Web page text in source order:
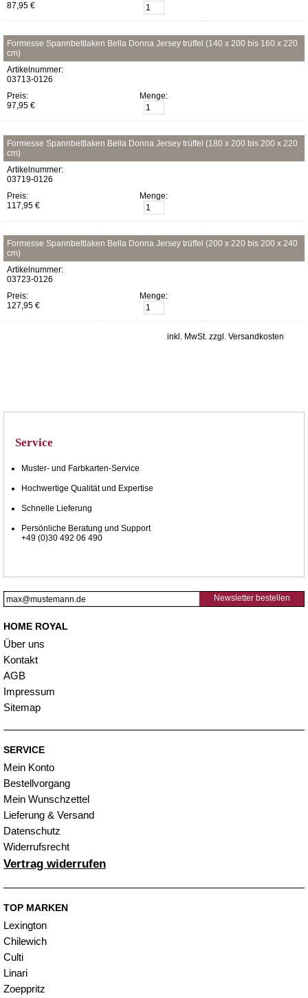
87,95 €
Formesse Spannbettlaken Bella Donna Jersey trüffel (140 x 200 bis 160 x 220
cm)
Artikelnummer:
03713-0126
Preis:
97,95 €
Menge:
Formesse Spannbettlaken Bella Donna Jersey trüffel (180 x 200 bis 200 x 220
cm)
Artikelnummer:
03719-0126
Preis:
117,95 €
Menge:
Formesse Spannbettlaken Bella Donna Jersey trüffel (200 x 220 bis 200 x 240
cm)
Artikelnummer:
03723-0126
Preis:
127,95 €
Menge:
inkl. MwSt. zzgl. Versandkosten
Service
Muster- und Farbkarten-Service
Hochwertige Qualität und Expertise
Schnelle Lieferung
Persönliche Beratung und Support
+49 (0)30 492 06 490
Newsletter bestellen
HOME ROYAL
Über uns
Kontakt
AGB
Impressum
Sitemap
SERVICE
Mein Konto
Bestellvorgang
Mein Wunschzettel
Lieferung & Versand
Datenschutz
Widerrufsrecht
Vertrag widerrufen
TOP MARKEN
Lexington
Chilewich
Culti
Linari
Zoeppritz